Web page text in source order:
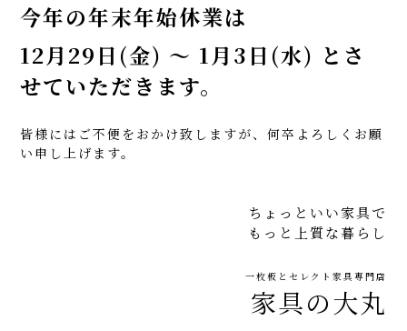
今年の年末年始休業は
12月29日(金) ～ 1月3日(水) とさ
せていただきます。
皆様にはご不便をおかけ致しますが、何卒よろしくお願
い申し上げます。
ちょっといい家具で
もっと上質な暮らし
一枚板とセレクト家具専門店
家具の大丸